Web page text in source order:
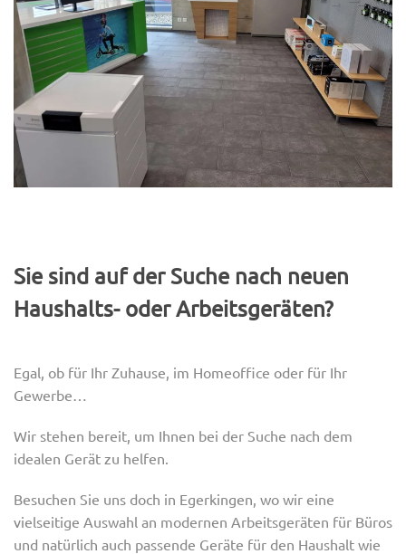
Sie sind auf der Suche nach neuen
Haushalts- oder Arbeitsgeräten?
Egal, ob für Ihr Zuhause, im Homeoffice oder für Ihr
Gewerbe…
Wir stehen bereit, um Ihnen bei der Suche nach dem
idealen Gerät zu helfen.
Besuchen Sie uns doch in Egerkingen, wo wir eine
vielseitige Auswahl an modernen Arbeitsgeräten für Büros
und natürlich auch passende Geräte für den Haushalt wie